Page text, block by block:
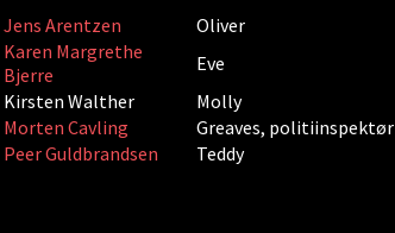
Jens Arentzen
Oliver
Karen Margrethe
Bjerre
Eve
Kirsten Walther
Molly
Morten Cavling
Greaves, politiinspektør
Peer Guldbrandsen
Teddy